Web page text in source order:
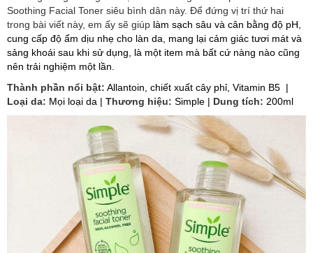
Soothing Facial Toner siêu bình dân này. Để đứng vị trí thứ hai
trong bài viết này, em ấy sẽ giúp làm sạch sâu và cân bằng độ pH,
cung cấp độ ẩm dịu nhẹ cho làn da, mang lại cảm giác tươi mát và
sảng khoái sau khi sử dụng, là một item mà bất cứ nàng nào cũng
nên trải nghiệm một lần.
Thành phần nổi bật: Allantoin, chiết xuất cây phỉ, Vitamin B5 |
Loại da: Mọi loại da | Thương hiệu: Simple | Dung tích: 200ml